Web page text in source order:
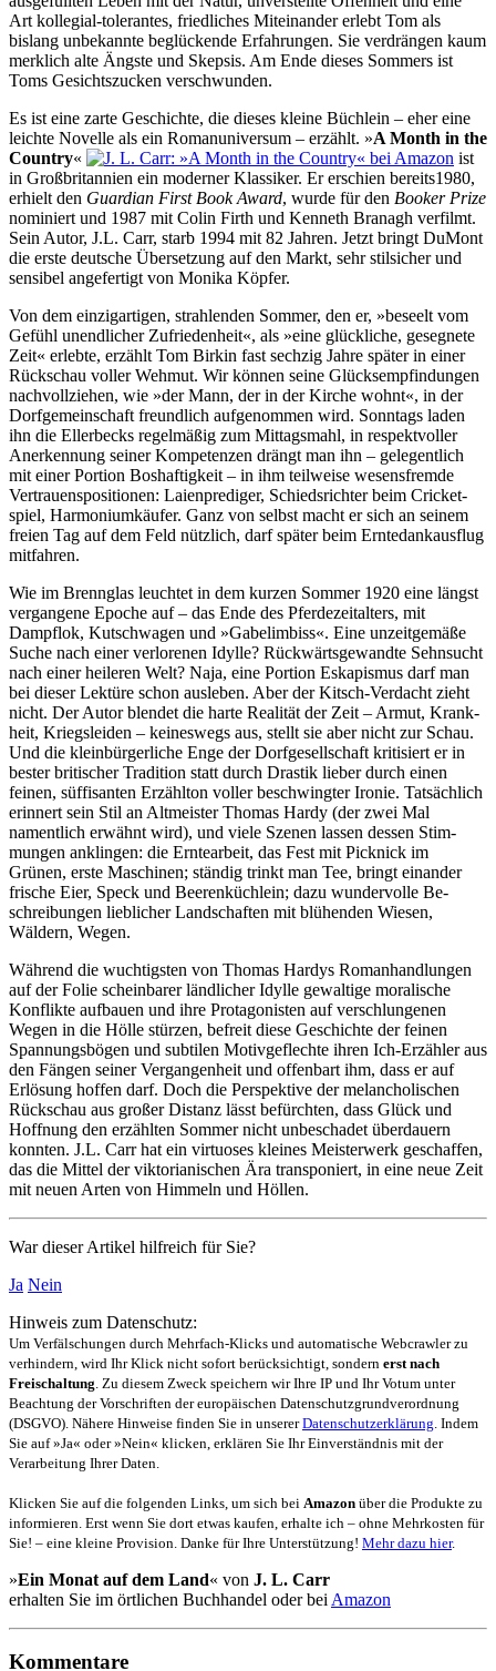
Art kollegial-tolerantes, fried­liches Mitein­ander erlebt Tom als
bislang unbe­kannte beglückende Erfah­rungen. Sie verdrängen kaum
merklich alte Ängste und Skepsis. Am Ende dieses Sommers ist
Toms Gesichts­zucken verschwunden.
Es ist eine zarte Geschichte, die dieses kleine Büchlein – eher eine
leichte Novelle als ein Roman­univer­sum – erzählt. »A Month in the
Country«
ist
in Groß­britan­nien ein moderner Klassiker. Er erschien bereits1980,
erhielt den Guardian First Book Award, wurde für den Booker Prize
nominiert und 1987 mit Colin Firth und Kenneth Branagh verfilmt.
Sein Autor, J.L. Carr, starb 1994 mit 82 Jahren. Jetzt bringt DuMont
die erste deutsche Über­setzung auf den Markt, sehr stil­sicher und
sensibel ange­fertigt von Monika Köpfer.
Von dem einzigartigen, strahlenden Sommer, den er, »beseelt vom
Gefühl unend­licher Zufrie­denheit«, als »eine glück­liche, geseg­nete
Zeit« erlebte, erzählt Tom Birkin fast sechzig Jahre später in einer
Rückschau voller Wehmut. Wir können seine Glücks­empfin­dungen
nach­voll­ziehen, wie »der Mann, der in der Kirche wohnt«, in der
Dorf­gemein­schaft freundlich aufge­nom­men wird. Sonntags laden
ihn die Ellerbecks regel­mäßig zum Mittags­mahl, in respekt­voller
Anerken­nung seiner Kom­petenzen drängt man ihn – gelegent­lich
mit einer Portion Boshaf­tigkeit – in ihm teilweise wesens­fremde
Vertrauens­positionen: Laien­prediger, Schieds­richter beim Cricket­
spiel, Har­monium­käufer. Ganz von selbst macht er sich an seinem
freien Tag auf dem Feld nützlich, darf später beim Ernte­dank­ausflug
mitfahren.
Wie im Brennglas leuchtet in dem kurzen Sommer 1920 eine längst
vergangene Epoche auf – das Ende des Pferde­zeit­alters, mit
Dampflok, Kutsch­wagen und »Gabel­imbiss«. Eine unzeit­gemäße
Suche nach einer verlore­nen Idylle? Rück­wärts­gewandte Sehn­sucht
nach einer heile­ren Welt? Naja, eine Portion Eskapis­mus darf man
bei dieser Lektüre schon ausleben. Aber der Kitsch-Verdacht zieht
nicht. Der Autor blendet die harte Realität der Zeit – Armut, Krank­
heit, Kriegs­leiden – keines­wegs aus, stellt sie aber nicht zur Schau.
Und die klein­bürger­liche Enge der Dorf­gesell­schaft kritisiert er in
bester britischer Tradition statt durch Drastik lieber durch einen
feinen, süffi­santen Erzähl­ton voller be­schwing­ter Ironie. Tatsäch­lich
erinnert sein Stil an Altmeister Thomas Hardy (der zwei Mal
nament­lich erwähnt wird), und viele Szenen lassen dessen Stim­
mungen anklingen: die Ernte­arbeit, das Fest mit Picknick im
Grünen, erste Maschinen; ständig trinkt man Tee, bringt einander
frische Eier, Speck und Beeren­küchlein; dazu wunder­volle Be­
schreibungen lieb­licher Land­schaften mit blühenden Wiesen,
Wäldern, Wegen.
Während die wuchtigsten von Thomas Hardys Roman­hand­lun­gen
auf der Folie schein­barer länd­licher Idylle gewaltige mora­lische
Konflikte auf­bauen und ihre Prota­gonisten auf ver­schlunge­nen
Wegen in die Hölle stürzen, befreit diese Geschichte der feinen
Spannungs­bögen und subtilen Motiv­geflechte ihren Ich-Erzäh­ler aus
den Fängen seiner Ver­gangen­heit und offen­bart ihm, dass er auf
Erlösung hoffen darf. Doch die Perspek­tive der melan­choli­schen
Rück­schau aus großer Distanz lässt befürch­ten, dass Glück und
Hoff­nung den erzählten Sommer nicht unbe­schadet über­dauern
konnten. J.L. Carr hat ein virtuoses kleines Meister­werk geschaffen,
das die Mittel der viktoria­nischen Ära transpo­niert, in eine neue Zeit
mit neuen Arten von Himmeln und Höllen.
War dieser Artikel hilfreich für Sie?
Ja Nein
Hinweis zum Datenschutz:
Um Verfälschungen durch Mehrfach-Klicks und automatische Webcrawler zu
verhindern, wird Ihr Klick nicht sofort berücksichtigt, sondern erst nach
Freischaltung . Zu diesem Zweck speichern wir Ihre IP und Ihr Votum unter
Beachtung der Vorschriften der europäischen Datenschutzgrundverordnung
(DSGVO). Nähere Hinweise finden Sie in unsererDatenschutzerklärung . Indem
Sie auf »Ja« oder »Nein« klicken, erklären Sie Ihr Einverständnis mit der
Verarbeitung Ihrer Daten.
Klicken Sie auf die folgenden Links, um sich bei Amazon über die Produkte zu
informieren. Erst wenn Sie dort etwas kaufen, erhalte ich – ohne Mehrkosten für
Sie! – eine kleine Provision. Danke für Ihre Unterstützung! Mehr dazu hier.
»Ein Monat auf dem Land« von J. L. Carr
erhalten Sie im örtlichen Buchhandel oder bei Amazon
Kommentare